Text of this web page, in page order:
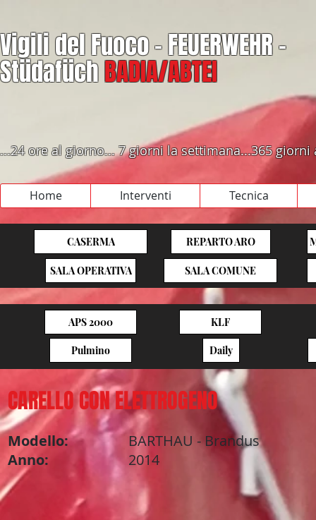
Vigili del Fuoco - FEUERWEHR -
StüdafüchBADIA/ABTEI
...24 ore al giorno... 7 giorni la settimana...365
Home Interventi Tecnica
CASERMA
SALA OPERATIVA
REPARTO ARO
SALA COMUNE
APS 2000
Pulmino
KLF
Daily
CARELLO CON ELETTROGENO
BARTHAU - Brandus
2014
Modello:
Anno: